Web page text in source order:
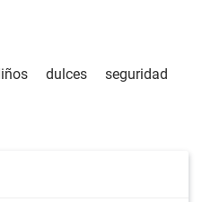
dulces
seguridad